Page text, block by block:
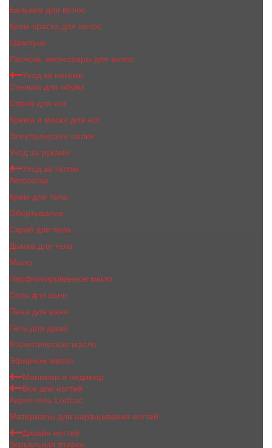
Бальзам для волос
Крем-краска для волос
Шампунь
Расчски, аксессуары для волос
Уход за ногами
Стельки для обуви
Спрей для ног
Крема и маски для ног
Электрические пилки
Уход за руками
Уход за телом
Автозагар
Крем для тела
Обертывание
Скраб для тела
Дымка для тела
Мыло
Парфюмированное мыло
Соль для ванн
Пена для ванн
Гель для душа
Косметическое масло
Эфирное масло
Маникюр и педикюр
Все для ногтей
Акрил гель LoriLac
Материалы для наращивания ногтей
Дизайн ногтей
Зеркальная втирка